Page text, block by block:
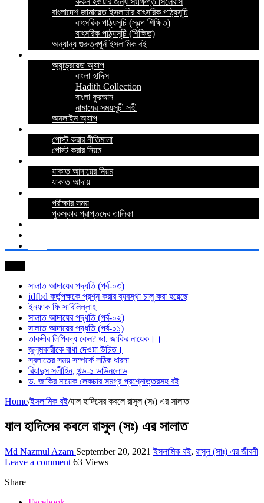
বাংলাদেশ জামায়েত ইসলামীর বাৎসরিক পাঠ্যসূচি
বাৎসরিক পাঠ্যসূচি (স্বল্প শিক্ষিত)
বাৎসরিক পাঠ্যসূচি (শিক্ষিত)
অন্যান্য গুরুত্বপূর্ন ইসলামিক বই
অ্যান্ড্রয়েড অ্যাপ
বাংলা হাদিস
Hadith Collection
বাংলা কুরআন
নামাযের সময়সূচী সহী
অনলাইন অ্যাপ
পোস্ট করার নীতিমালা
পোস্ট করার নিয়ম
যাকাত আদায়ের নিয়ম
যাকাত আদায়
পরীক্ষার সময়
পুরুস্কার প্রাপ্তদের তালিকা
সালাত আদায়ের পদ্ধতি (পর্ব-০৩)
idfbd কর্তৃপক্ষকে প্রশ্ন করার ব্যবস্থা চালু করা হয়েছে
ইনফাক ফি সাবিলিল্লাহ
সালাত আদায়ের পদ্ধতি (পর্ব-০২)
সালাত আদায়ের পদ্ধতি (পর্ব-০১)
তাকদীর লিপিবদ্ধ কেন? ডা. জাকির নায়েক।।
জুলুমকারীকে বাধা দেওয়া উচিত।
স্বলাতের সময় সম্পর্কে সঠিক ধারনা
রিয়াদুস সলীহিন, খন্ড-১ ডাউনলোড
ড. জাকির নায়েক লেকচার সমগ্র প্রশ্নোত্তরসহ বই
Home/ইসলামিক বই/যাল হাদিসের কবলে রাসুল (সঃ) এর সালাত
যাল হাদিসের কবলে রাসুল (সঃ) এর সালাত
Md Nazmul Azam September 20, 2021 ইসলামিক বই, রাসুল (সাঃ) এর জীবনী
Leave a comment 63 Views
Share